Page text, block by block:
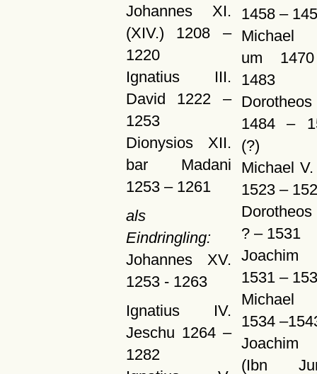
Johannes XI.
(XIV.) 1208 –
1220
Ignatius III.
David 1222 –
1253
Dionysios XII.
bar Madani
1253 – 1261
als
Eindringling:
Johannes XV.
1253 - 1263
Ignatius IV.
Jeschu 1264 –
1282
1458 –
Michael
um
1483
1484 –
(?)
Michael
1523 –
? – 1531
1531 –
Michael
1534
Joachim
(Ibn